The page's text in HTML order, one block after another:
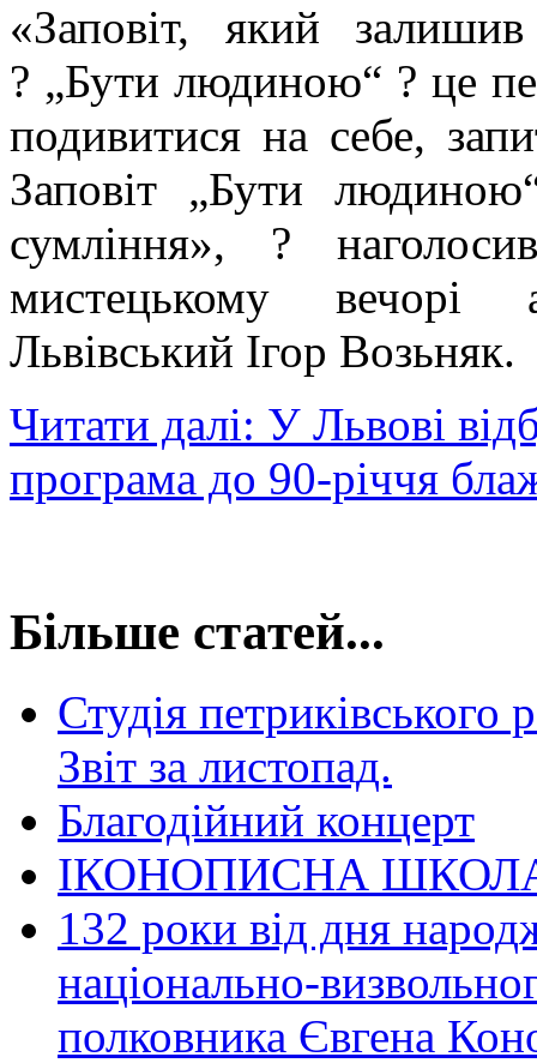
«Заповіт, який
? „Бути людиною“ ? це
подивитися на себе,
Заповіт „Бути
сумління», ?
мистецькому вечорі
Львівський Ігор Возьняк.
Читати далі: У Львові
програма до 90-річчя
Більше статей...
Студія петриківського
Звіт за листопад.
Благодійний концерт
ІКОНОПИСНА
132 роки від дня
національно-
полковника Євгена